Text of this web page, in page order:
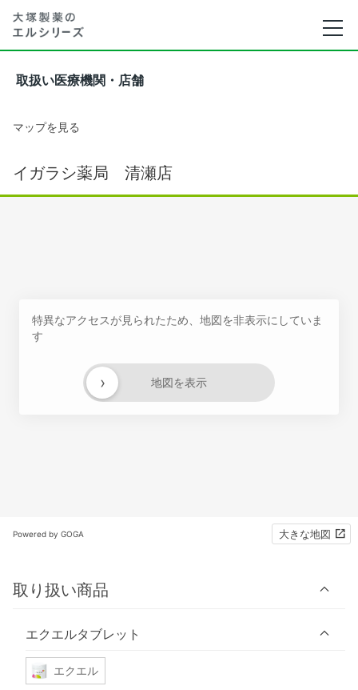
取扱い医療機関・店舗
マップを見る
イガラシ薬局 清瀬店
特異なアクセスが見られたため、地図を非表示にしていま
す
地図を表示
›
Powered by GOGA 大きな地図
取り扱い商品
エクエルタブレット
エクエル